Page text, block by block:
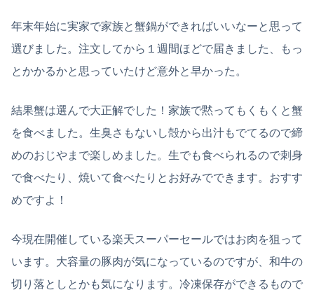
年末年始に実家で家族と蟹鍋ができればいいなーと思って
選びました。注文してから１週間ほどで届きました、もっ
とかかるかと思っていたけど意外と早かった。
結果蟹は選んで大正解でした！家族で黙ってもくもくと蟹
を食べました。生臭さもないし殻から出汁もでてるので締
めのおじやまで楽しめました。生でも食べられるので刺身
で食べたり、焼いて食べたりとお好みでできます。おすす
めですよ！
今現在開催している楽天スーパーセールではお肉を狙って
います。大容量の豚肉が気になっているのですが、和牛の
切り落としとかも気になります。冷凍保存ができるもので